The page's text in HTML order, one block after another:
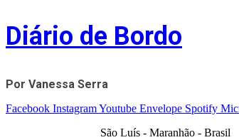
Skip
to
content
Diário de Bordo
Por Vanessa Serra
Facebook InstagramYoutube Envelope Spotify
São Luís - Maranhão - Brasil